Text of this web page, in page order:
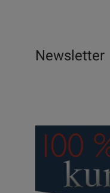
Newsletter